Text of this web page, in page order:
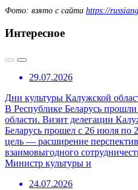
Фото: взято с сайта https://
Интересное
29.07.2026
Дни культуры Калужской
В Республике Беларусь
области. Визит делегации
Беларусь прошел с 26 июля по
цель — расширение
взаимовыгодного
Министр культуры и
24.07.2026